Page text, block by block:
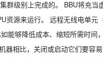
群级别上完成的。 BBU将充
资源来运行。 远程无线电单
够降低成本、缩短所需时间
相比，关闭或启动它们要容